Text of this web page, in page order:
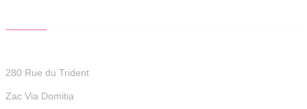
280 Rue du Trident
Zac Via Domitia